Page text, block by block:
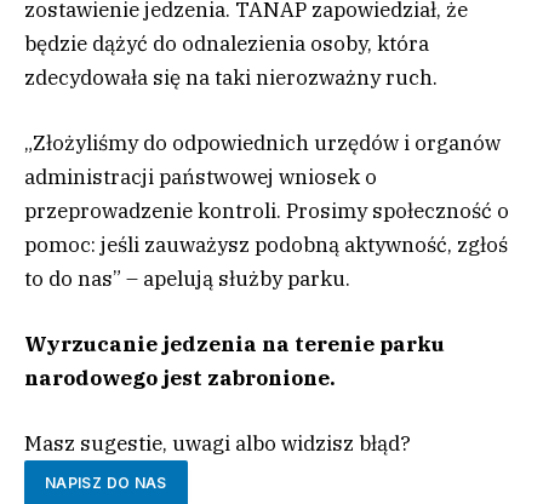
zostawienie jedzenia. TANAP zapowiedział, że
będzie dążyć do odnalezienia osoby, która
zdecydowała się na taki nierozważny ruch.
„Złożyliśmy do odpowiednich urzędów i organów
administracji państwowej wniosek o
przeprowadzenie kontroli. Prosimy społeczność o
pomoc: jeśli zauważysz podobną aktywność, zgłoś
to do nas” – apelują służby parku.
Wyrzucanie jedzenia na terenie parku
narodowego jest zabronione.
Masz sugestie, uwagi albo widzisz błąd?
NAPISZ DO NAS